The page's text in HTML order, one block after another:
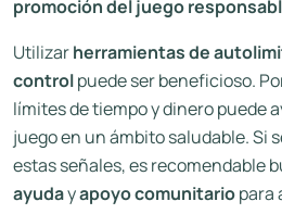
promoción del juego
Utilizarherramientas de
controlpuede ser beneficioso.
límites de tiempo y dinero puede
juego en un ámbito saludable. Si
estas señales, es recomendable
ayudayapoyo comunitariopara